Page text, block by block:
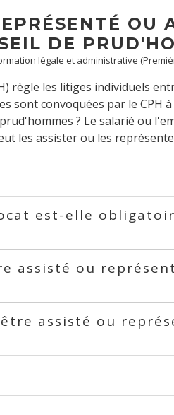
OU
DE
légale et administrative
règle les litiges individuels
sont convoquées par le CPH
? Le salarié ou
les assister ou les
est-elle
assisté ou
assisté ou